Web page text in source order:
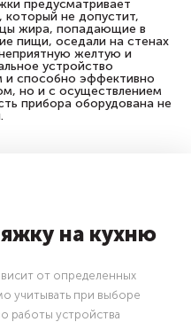
предусматривает
который не допустит,
жира, попадающие в
пищи, оседали на стенах
желтую и
устройство
и способно эффективно
но и с осуществлением
прибора оборудована не
на кухню
от определенных
учитывать при выборе
работы устройства